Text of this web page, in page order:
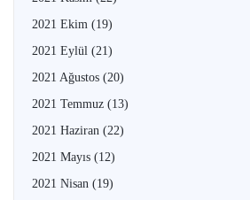
2021 Ekim (19)
2021 Eylül (21)
2021 Ağustos (20)
2021 Temmuz (13)
2021 Haziran (22)
2021 Mayıs (12)
2021 Nisan (19)